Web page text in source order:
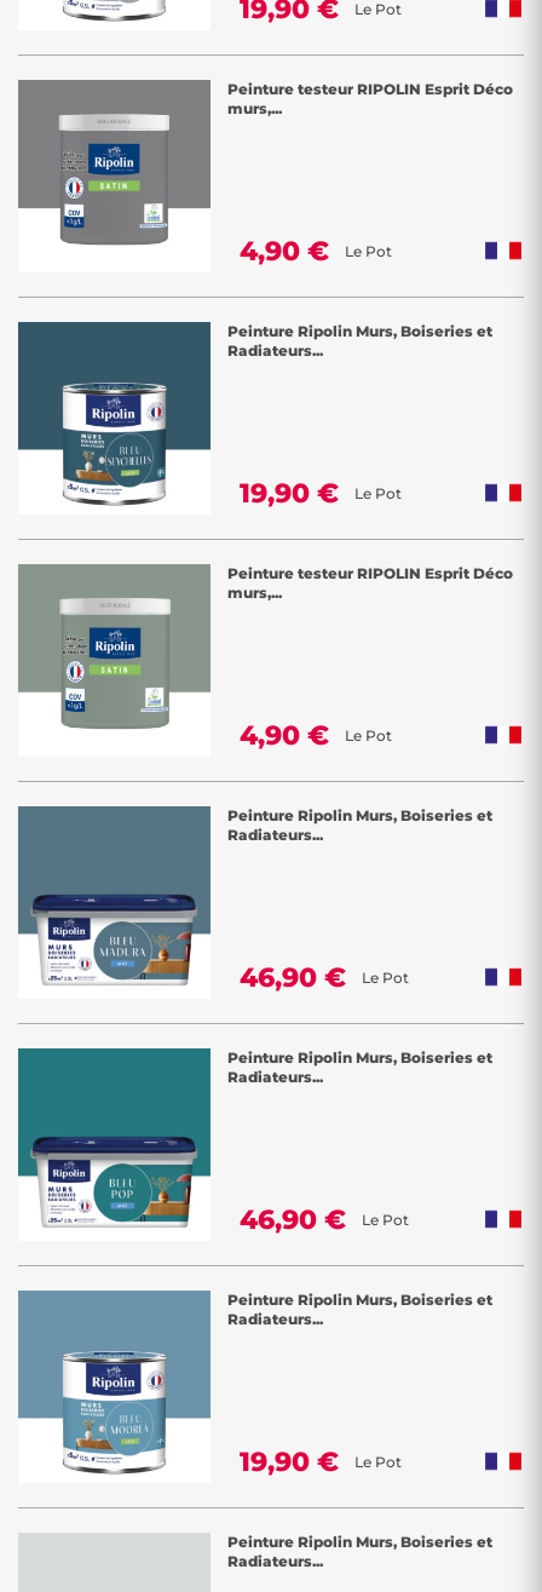
19,90 € Le Pot
Peinture testeur RIPOLIN Esprit Déco
murs,...
4,90 € Le Pot
Peinture Ripolin Murs, Boiseries et
Radiateurs...
19,90 € Le Pot
Peinture testeur RIPOLIN Esprit Déco
murs,...
4,90 € Le Pot
Peinture Ripolin Murs, Boiseries et
Radiateurs...
46,90 € Le Pot
Peinture Ripolin Murs, Boiseries et
Radiateurs...
46,90 € Le Pot
Peinture Ripolin Murs, Boiseries et
Radiateurs...
19,90 € Le Pot
Peinture Ripolin Murs, Boiseries et
Radiateurs...